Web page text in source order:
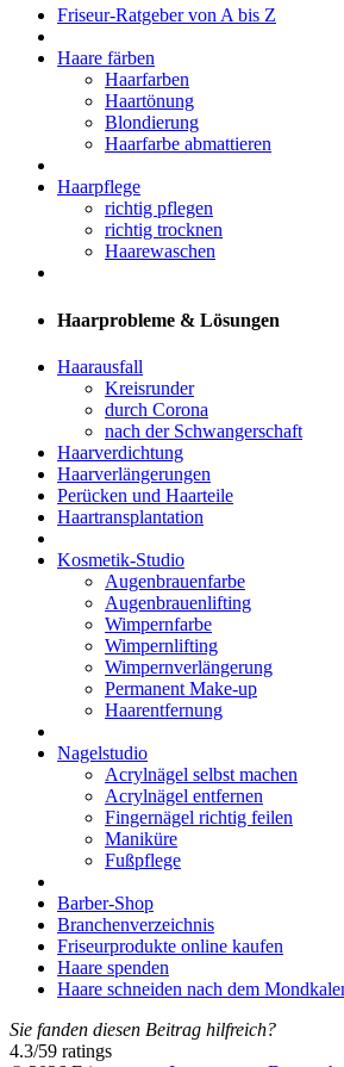
Friseur-Ratgeber von A bis Z
Haare färben
Haarfarben
Haartönung
Blondierung
Haarfarbe abmattieren
Haarpflege
richtig pflegen
richtig trocknen
Haarewaschen
Haarprobleme & Lösungen
Haarausfall
Kreisrunder
durch Corona
nach der Schwangerschaft
Haarverdichtung
Haarverlängerungen
Perücken und Haarteile
Haartransplantation
Kosmetik-Studio
Augenbrauenfarbe
Augenbrauenlifting
Wimpernfarbe
Wimpernlifting
Wimpernverlängerung
Permanent Make-up
Haarentfernung
Nagelstudio
Acrylnägel selbst machen
Acrylnägel entfernen
Fingernägel richtig feilen
Maniküre
Fußpflege
Barber-Shop
Branchenverzeichnis
Friseurprodukte online kaufen
Haare spenden
Haare schneiden nach dem
Sie fanden diesen Beitrag hilfreich?
4.3/59 ratings